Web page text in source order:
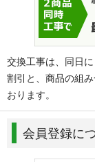
交換工事は、同日
割引と、商品の組
おります。
会員登録に